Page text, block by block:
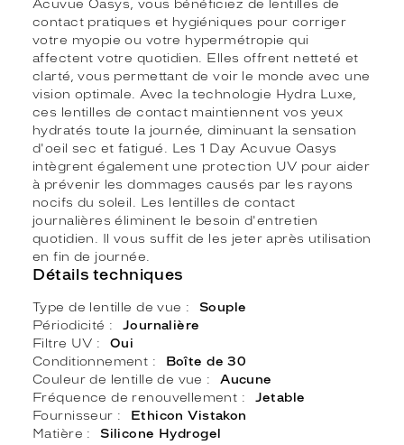
Acuvue Oasys, vous bénéficiez de lentilles de
contact pratiques et hygiéniques pour corriger
votre myopie ou votre hypermétropie qui
affectent votre quotidien. Elles offrent netteté et
clarté, vous permettant de voir le monde avec une
vision optimale. Avec la technologie Hydra Luxe,
ces lentilles de contact maintiennent vos yeux
hydratés toute la journée, diminuant la sensation
d'oeil sec et fatigué. Les 1 Day Acuvue Oasys
intègrent également une protection UV pour aider
à prévenir les dommages causés par les rayons
nocifs du soleil. Les lentilles de contact
journalières éliminent le besoin d'entretien
quotidien. Il vous suffit de les jeter après utilisation
en fin de journée.
Détails techniques
Type de lentille de vue
Souple
Périodicité
Journalière
Filtre UV
Oui
Conditionnement
Boîte de 30
Couleur de lentille de vue
Aucune
Fréquence de renouvellement
Jetable
Fournisseur
Ethicon Vistakon
Matière
Silicone Hydrogel